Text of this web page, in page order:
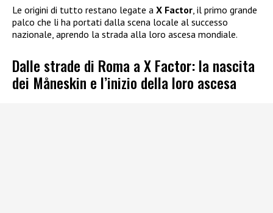
Le origini di tutto restano legate a X Factor, il primo grande
palco che li ha portati dalla scena locale al successo
nazionale, aprendo la strada alla loro ascesa mondiale.
Dalle strade di Roma a X Factor: la nascita
dei Måneskin e l’inizio della loro ascesa